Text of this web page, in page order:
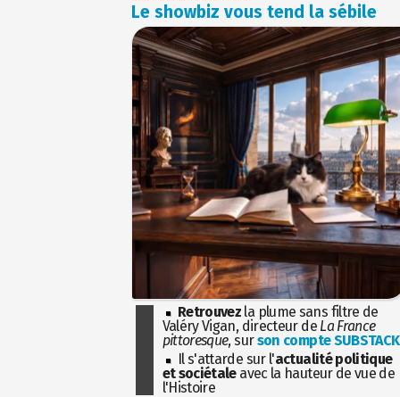
Le showbiz vous tend la sébile
Retrouvez la plume sans filtre de
Valéry Vigan, directeur de La France
pittoresque, surson compte SUBSTACK
Il s'attarde sur l'actualité politique
et sociétaleavec la hauteur de vue de
l'Histoire